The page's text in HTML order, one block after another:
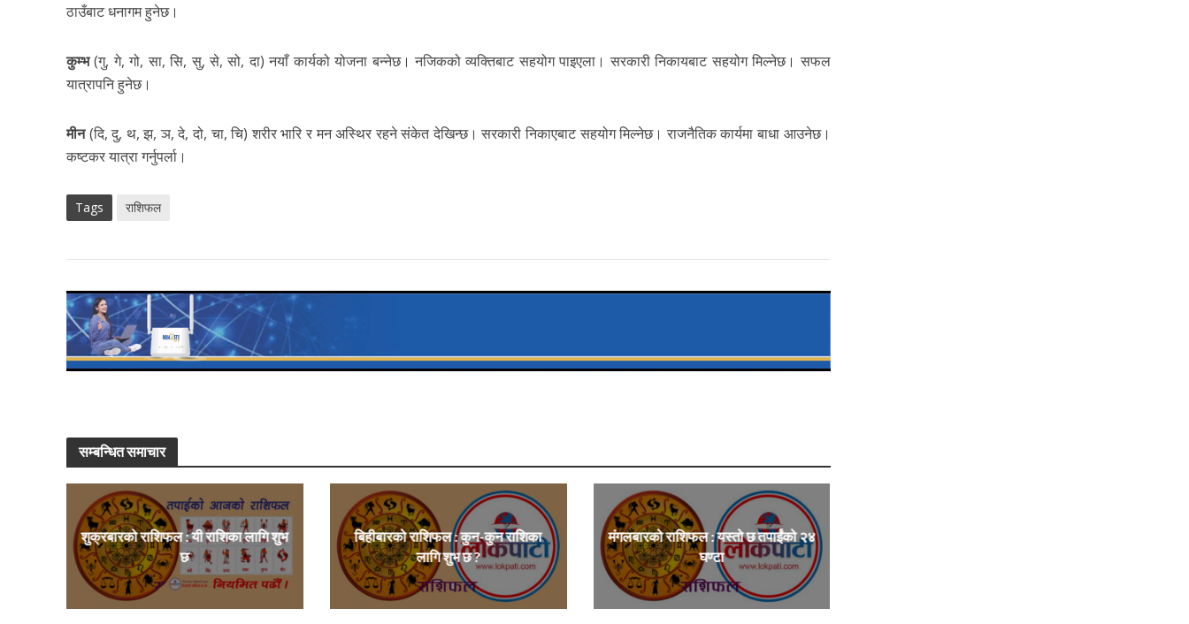
ठाउँबाट धनागम हुनेछ।
कुम्भ(गु, गे, गो, सा, सि, सु, से, सो, दा) नयाँ कार्यको योजना बन्नेछ। नजिकको व्यक्तिबाट सहयोग पाइएला। सरकारी निकायबाट सहयोग मिल्नेछ। सफल
यात्रापनि हुनेछ।
मीन(दि, दु, थ, झ, ञ, दे, दो, चा, चि) शरीर भारि र मन अस्थिर रहने संकेत देखिन्छ। सरकारी निकाएबाट सहयोग मिल्नेछ। राजनैतिक कार्यमा बाधा आउनेछ।
कष्टकर यात्रा गर्नुपर्ला।
Tags राशिफल
सम्बन्धित समाचार
शुक्रबारको राशिफल : यी राशिका लागि शुभ
छ
बिहीबारको राशिफल : कुन-कुन राशिका
लागि शुभ छ ?
मंगलबारको राशिफल : यस्तो छ तपाईंको २४
घण्टा